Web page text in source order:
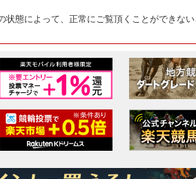
状態によって、正常にご覧頂くことができな